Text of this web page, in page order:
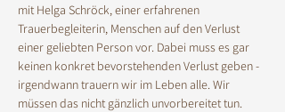
mit Helga Schröck, einer erfahrenen
Trauerbegleiterin, Menschen auf den Verlust
einer geliebten Person vor. Dabei muss es gar
keinen konkret bevorstehenden Verlust geben -
irgendwann trauern wir im Leben alle. Wir
müssen das nicht gänzlich unvorbereitet tun.